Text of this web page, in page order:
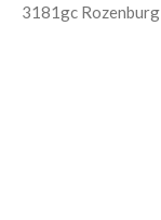
3181gc Rozenburg